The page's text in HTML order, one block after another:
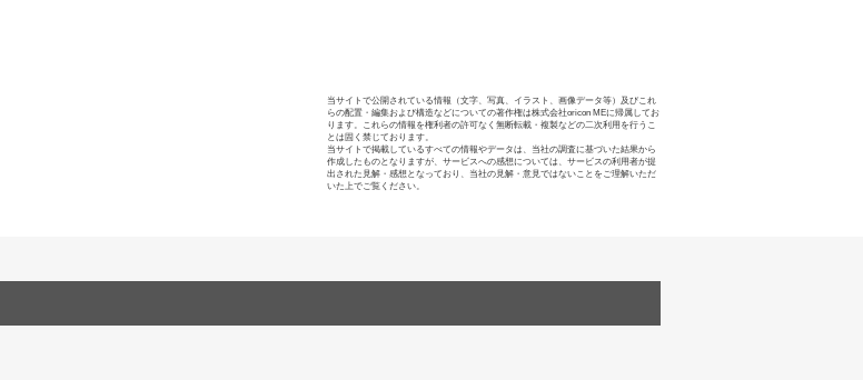
当サイトで公開されている情報（文字、写真、イラスト、画像データ等）及びこれ
らの配置・編集および構造などについての著作権は株式会社oricon MEに帰属してお
ります。これらの情報を権利者の許可なく無断転載・複製などの二次利用を行うこ
とは固く禁じております。
当サイトで掲載しているすべての情報やデータは、当社の調査に基づいた結果から
作成したものとなりますが、サービスへの感想については、サービスの利用者が提
出された見解・感想となっており、当社の見解・意見ではないことをご理解いただ
いた上でご覧ください。